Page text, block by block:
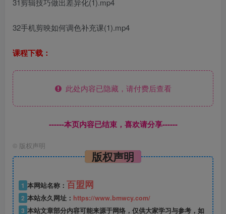
31剪辑技巧做出差异化(1).mp4
32手机剪映如何调色补充课(1).mp4
课程下载：
此处内容已隐藏，请付费后查看
------本页内容已结束，喜欢请分享------
© 版权声明
版权声明
1 本网站名称： 百盟网
2 本站永久网址： https://www.bmwcy.com/
3 本站文章部分内容可能来源于网络，仅供大家学习与参考，如